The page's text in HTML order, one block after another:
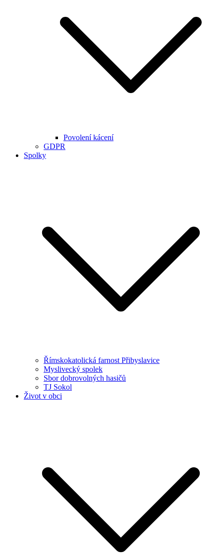
Povolení kácení
GDPR
Spolky
Římskokatolická farnost Přibyslavice
Myslivecký spolek
Sbor dobrovolných hasičů
TJ Sokol
Život v obci